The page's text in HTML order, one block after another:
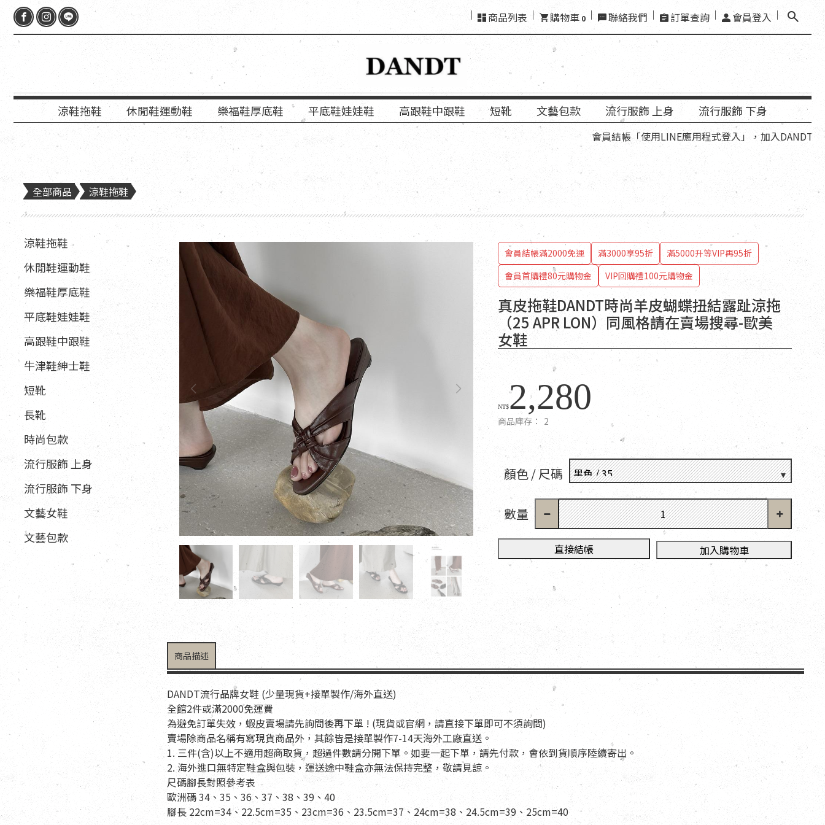
商品列表 購物車 0 聯絡我們 訂單查詢 會員登入
涼鞋拖鞋 休閒鞋運動鞋 樂福鞋厚底鞋 平底鞋娃娃鞋 高跟鞋中跟鞋 短靴 文藝包款 流行服飾 上身 流行服飾 下身
會員結帳「使用LINE應用程式登入」，加入DANDT官方LINE好友
全部商品 涼鞋拖鞋
涼鞋拖鞋
休閒鞋運動鞋
樂福鞋厚底鞋
平底鞋娃娃鞋
高跟鞋中跟鞋
牛津鞋紳士鞋
短靴
長靴
時尚包款
流行服飾 上身
流行服飾 下身
文藝女鞋
文藝包款
真皮拖鞋DANDT時尚羊皮蝴蝶扭結露趾涼拖
（25 APR LON）同風格請在賣場搜尋-歐美
女鞋
會員結帳滿2000免運 滿3000享95折
滿5000升等VIP再95折
會員首購禮80元購物金
VIP回購禮100元購物金
NT$2,280
商品庫存： 2
顏色 / 尺碼
數量
直接結帳 加入購物車
商品描述
DANDT流行品牌女鞋 (少量現貨+接單製作/海外直送)
全館2件或滿2000免運費
為避免訂單失效，蝦皮賣場請先詢問後再下單 ! (現貨或官網，請直接下單即可不須詢問)
賣場除商品名稱有寫現貨商品外，其餘皆是接單製作7-14天海外工廠直送。
1. 三件(含)以上不適用超商取貨，超過件數請分開下單。如要一起下單，請先付款，會依到貨順序陸續寄出。
2. 海外進口無特定鞋盒與包裝，運送途中鞋盒亦無法保持完整，敬請見諒。
尺碼腳長對照參考表
歐洲碼 34、35、36、37、38、39、40
腳長 22cm=34、22.5cm=35、23cm=36、23.5cm=37、24cm=38、24.5cm=39、25cm=40